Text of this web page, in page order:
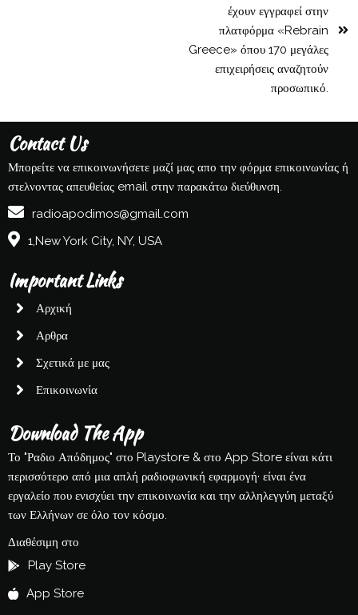
έχουν εγγραφεί στην
πλατφόρμα «Rebrain
Greece» όπου 170 μεγάλες
επιχειρήσεις αναζητούν
προσωπικό.
Contact Us
Μπορείτε να επικοινωνήσετε μαζί μας απο την φόρμα επικοινωνίας ή
στελνοντας απευθείας email στην παρακάτω διεύθυνση.
radioapodimos@gmail.com
1,New York City, NY, USA
Important Links
Αρχική
Αρθρα
Σχετικά με μας
Επικοινωνία
Download The App
Το "Ραδιο Απόδημος" στο Playstore & στο App Store είναι κάτι
περισσότερο από μια απλή ραδιοφωνική εφαρμογή· είναι ένα
εργαλείο που ενισχύει την επικοινωνία και την αλληλεγγύη μεταξύ
των Ελλήνων σε όλο τον κόσμο.
Διαθέσιμη στο
Play Store
App Store